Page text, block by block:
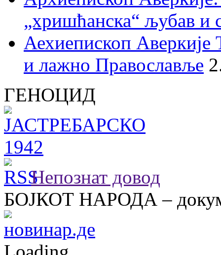
„хришћанска“ љубав и
Аехиепископ
и лажно Православље
ГЕНОЦИД
Непознат довод
БОЈКОТ НАРОДА –